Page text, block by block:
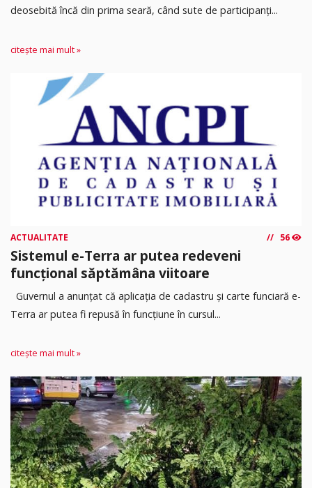
deosebită încă din prima seară, când sute de participanți...
citește mai mult »
ACTUALITATE 56
Sistemul e-Terra ar putea redeveni
funcțional săptămâna viitoare
Guvernul a anunțat că aplicația de cadastru și carte funciară e-
Terra ar putea fi repusă în funcțiune în cursul...
citește mai mult »